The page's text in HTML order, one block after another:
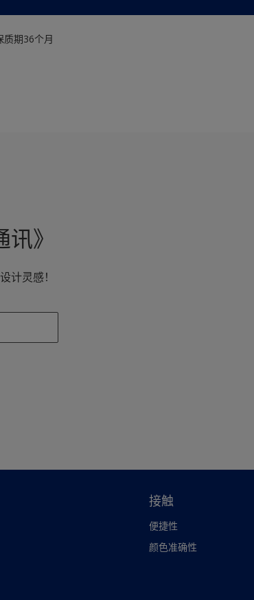
质期36个月
》
计灵感！
接触
便捷性
颜色准确性